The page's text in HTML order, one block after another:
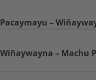
–
– Machu